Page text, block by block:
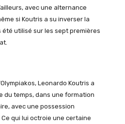
avec une alternance
si Koutris a su inverser la
été utilisé sur les sept premières
Leonardo Koutris a
du temps, dans une formation
avec une possession
qui lui octroie une certaine